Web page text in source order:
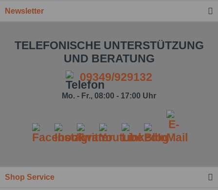
Newsletter
TELEFONISCHE UNTERSTÜTZUNG
UND BERATUNG
09349/929132
Mo. - Fr., 08:00 - 17:00 Uhr
Shop Service